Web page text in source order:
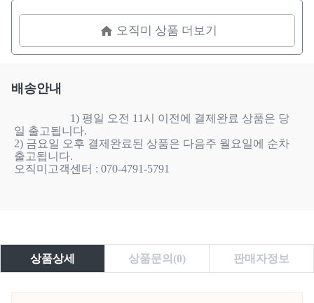
오직미 상품 더보기
배송안내
일 출고됩니다.
2) 금요일 오후 결제완료된 상품은 다음주 월요일에 순차
출고됩니다.
오직미고객센터 : 070-4791-5791
상품상세 상품문의(0) 판매자정보